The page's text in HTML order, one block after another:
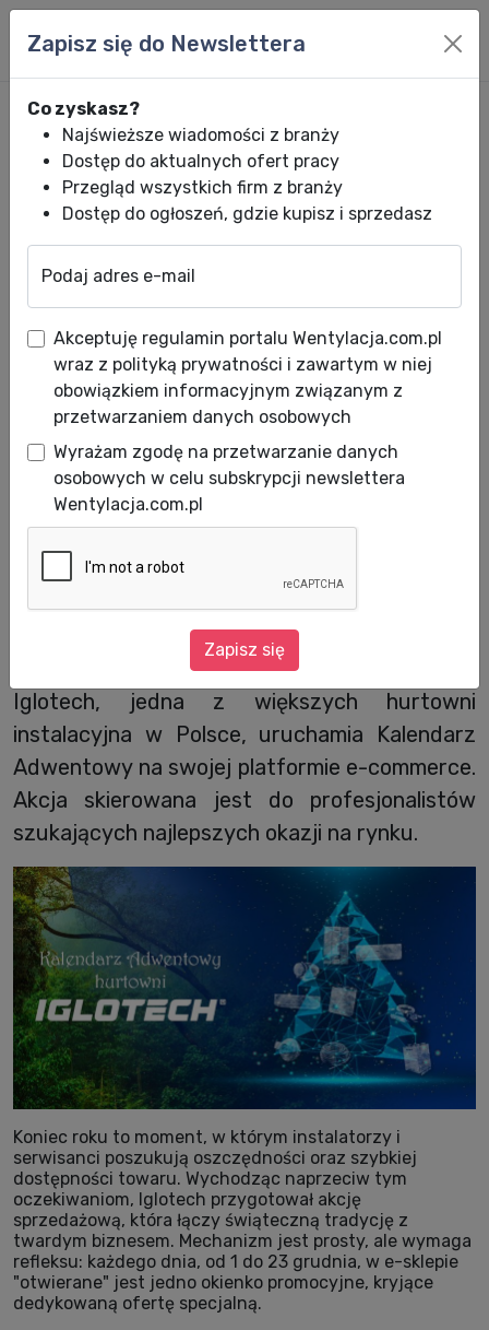
23 Dni Zysków dla
Instalatorów - ruszył
Kalendarz Adwentowy w e-
sklepie Iglotech
Data publikacji: 03.12.2025
Grudzień w branży HVAC kojarzy się nie tylko
z domykaniem inwestycji, ale od teraz także z
wyjątkową okazją do zwiększenia marży.
Iglotech, jedna z większych hurtowni
instalacyjna w Polsce, uruchamia Kalendarz
Adwentowy na swojej platformie e-commerce.
Akcja skierowana jest do profesjonalistów
szukających najlepszych okazji na rynku.
Koniec roku to moment, w którym instalatorzy i
serwisanci poszukują oszczędności oraz szybkiej
dostępności towaru. Wychodząc naprzeciw tym
oczekiwaniom, Iglotech przygotował akcję
sprzedażową, która łączy świąteczną tradycję z
twardym biznesem. Mechanizm jest prosty, ale wymaga
refleksu: każdego dnia, od 1 do 23 grudnia, w e-sklepie
"otwierane" jest jedno okienko promocyjne, kryjące
dedykowaną ofertę specjalną.
Zapisz się do Newslettera
Co zyskasz?
Najświeższe wiadomości z branży
Dostęp do aktualnych ofert pracy
Przegląd wszystkich firm z branży
Dostęp do ogłoszeń, gdzie kupisz i sprzedasz
Podaj adres e-mail
Akceptuję regulamin portalu Wentylacja.com.pl
wraz z polityką prywatności i zawartym w niej
obowiązkiem informacyjnym związanym z
przetwarzaniem danych osobowych
Wyrażam zgodę na przetwarzanie danych
osobowych w celu subskrypcji newslettera
Wentylacja.com.pl
Zapisz się